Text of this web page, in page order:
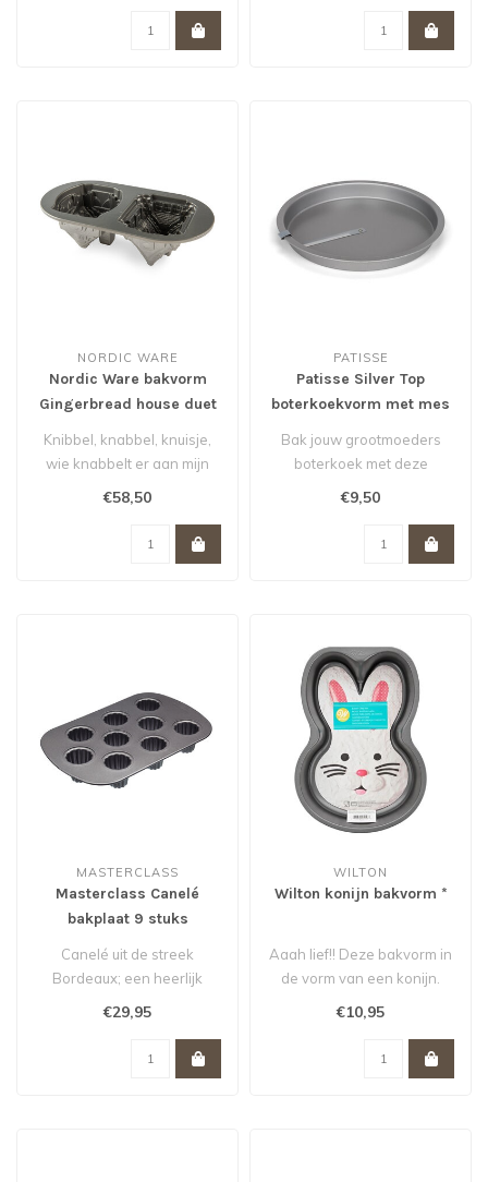
NORDIC WARE
Nordic Ware bakvorm
Gingerbread house duet
Knibbel, knabbel, knuisje,
wie knabbelt er aan mijn
huisje? Zeg nou zelf; wie k..
€58,50
PATISSE
Patisse Silver Top
boterkoekvorm met mes
Bak jouw grootmoeders
boterkoek met deze
boterkoekvorm van Patisse.
€9,50
MASTERCLASS
Masterclass Canelé
bakplaat 9 stuks
antikleef
Canelé uit de streek
Bordeaux; een heerlijk
€29,95
WILTON
Wilton konijn bakvorm *
Aaah lief!! Deze bakvorm in
de vorm van een konijn.
€10,95